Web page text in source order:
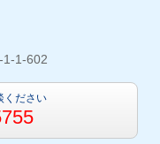
1-602
ください